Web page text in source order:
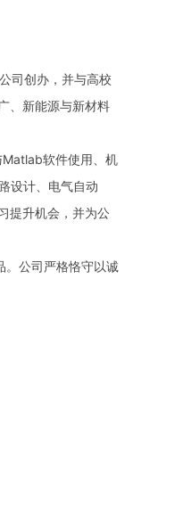
司创办，并与高校
、新能源与新材料
软件使用、机
设计、电气自动
提升机会，并为公
公司严格恪守以诚